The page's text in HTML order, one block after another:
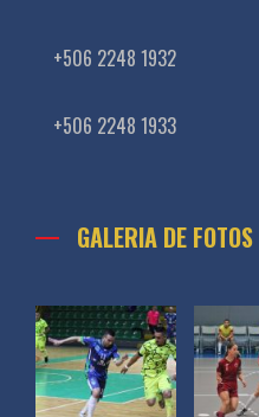
+506 2248 1932
+506 2248 1933
GALERIA DE FOTOS